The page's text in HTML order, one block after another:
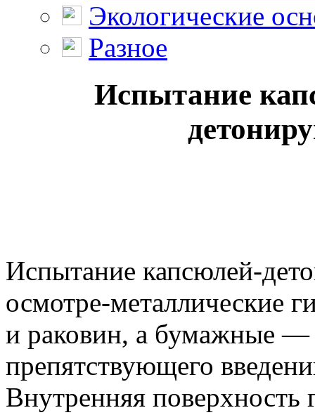
Экологические
Разное
Испытание
Испытание капсюлей-
осмотре-металлические
и раковин, а бумажные —
препятствующего
Внутренняя поверхность